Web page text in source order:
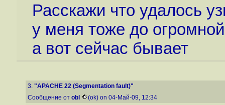
Расскажи что удалось
у меня тоже до
а вот сейчас бывает
3. "APACHE 22 (Segmentation fault)"
Сообщение от obl (ok) on 04-Май-09, 12:34